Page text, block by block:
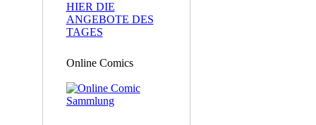
HIER DIE
ANGEBOTE DES
TAGES
Online Comics